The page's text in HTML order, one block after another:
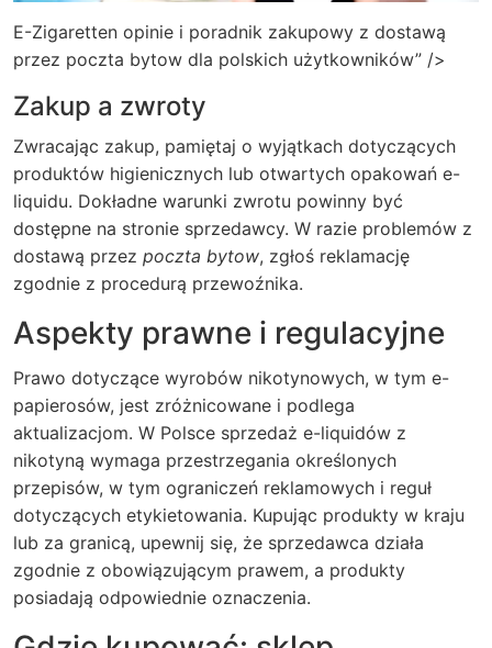
E-Zigaretten opinie i poradnik zakupowy z dostawą
przez poczta bytow dla polskich użytkowników” />
Zakup a zwroty
Zwracając zakup, pamiętaj o wyjątkach dotyczących
produktów higienicznych lub otwartych opakowań e-
liquidu. Dokładne warunki zwrotu powinny być
dostępne na stronie sprzedawcy. W razie problemów z
dostawą przez poczta bytow, zgłoś reklamację
zgodnie z procedurą przewoźnika.
Aspekty prawne i regulacyjne
Prawo dotyczące wyrobów nikotynowych, w tym e-
papierosów, jest zróżnicowane i podlega
aktualizacjom. W Polsce sprzedaż e-liquidów z
nikotyną wymaga przestrzegania określonych
przepisów, w tym ograniczeń reklamowych i reguł
dotyczących etykietowania. Kupując produkty w kraju
lub za granicą, upewnij się, że sprzedawca działa
zgodnie z obowiązującym prawem, a produkty
posiadają odpowiednie oznaczenia.